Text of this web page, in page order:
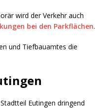
wird der Verkehr auch
bei den Parkflächen.
und Tiefbauamtes die
Eutingen dringend